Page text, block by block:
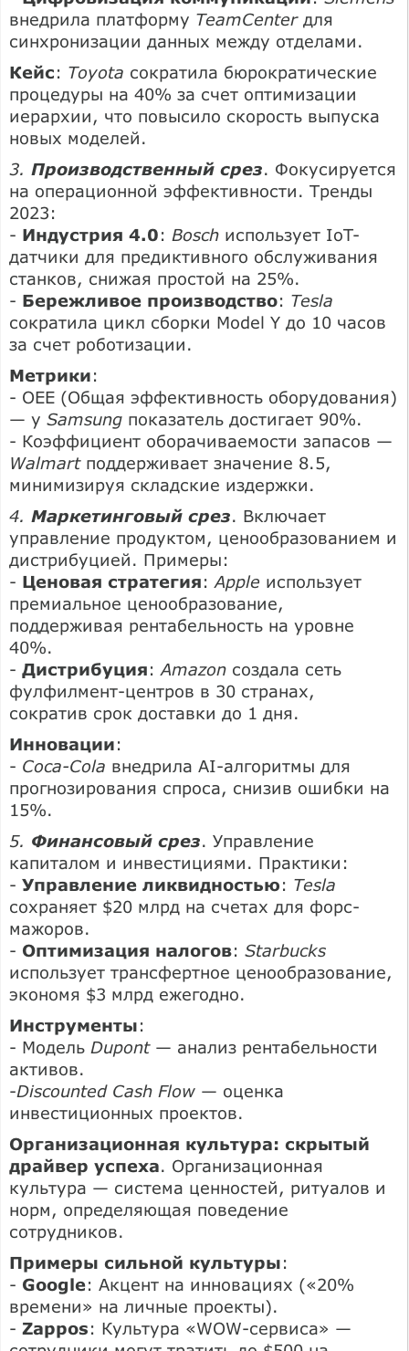
внедрила платформу TeamCenterдля
синхронизации данных между отделами.
Кейс: Toyota сократила бюрократические
процедуры на 40% за счет оптимизации
иерархии, что повысило скорость выпуска
новых моделей.
3. Производственный срез. Фокусируется
на операционной эффективности. Тренды
2023:
- Индустрия 4.0: Bosch использует IoT-
датчики для предиктивного обслуживания
станков, снижая простой на 25%.
- Бережливое производство: Tesla
сократила цикл сборки Model Y до 10 часов
за счет роботизации.
Метрики:
- OEE (Общая эффективность оборудования)
— у Samsung показатель достигает 90%.
- Коэффициент оборачиваемости запасов —
Walmartподдерживает значение 8.5,
минимизируя складские издержки.
4. Маркетинговый срез. Включает
управление продуктом, ценообразованием и
дистрибуцией. Примеры:
- Ценовая стратегия: Apple использует
премиальное ценообразование,
поддерживая рентабельность на уровне
40%.
- Дистрибуция: Amazon создала сеть
фулфилмент-центров в 30 странах,
сократив срок доставки до 1 дня.
Инновации:
- Coca-Cola внедрила AI-алгоритмы для
прогнозирования спроса, снизив ошибки на
15%.
5. Финансовый срез. Управление
капиталом и инвестициями. Практики:
- Управление ликвидностью: Tesla
сохраняет $20 млрд на счетах для форс-
мажоров.
- Оптимизация налогов: Starbucks
использует трансфертное ценообразование,
экономя $3 млрд ежегодно.
Инструменты:
- Модель Dupont— анализ рентабельности
активов.
-Discounted Cash Flow — оценка
инвестиционных проектов.
Организационная культура: скрытый
драйвер успеха. Организационная
культура — система ценностей, ритуалов и
норм, определяющая поведение
сотрудников.
Примеры сильной культуры:
- Google: Акцент на инновациях («20%
времени» на личные проекты).
- Zappos: Культура «WOW-сервиса» —